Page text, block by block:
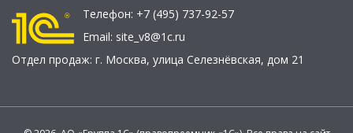
Телефон: +7 (495) 737-92-57
Email: site_v8@1c.ru
Отдел продаж: г. Москва, улица Селезнёвская, дом 21